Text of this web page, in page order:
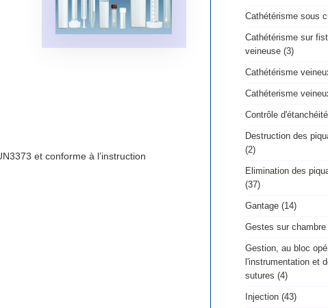
et conforme à l’instruction
Cathétérisme sous
Cathétérisme sur
veineuse (3)
Cathétérisme
Cathéterisme
Contrôle
Destruction des
(2)
Elimination des
(37)
Gantage (14)
Gestes sur
Gestion, au bloc
l'instrumentation et
sutures (4)
Injection (43)